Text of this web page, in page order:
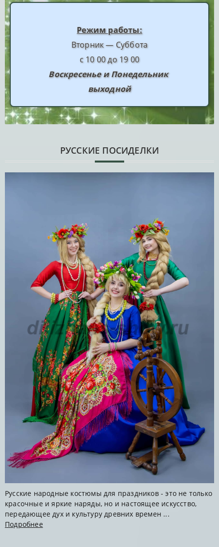
Режим работы:
Вторник — Суббота
с 10 00 до 19 00
Воскресенье и Понедельник
выходной
РУССКИЕ ПОСИДЕЛКИ
Русские народные костюмы для праздников - это не только
красочные и яркие наряды, но и настоящее искусство,
передающее дух и культуру древних времен ...
Подробнее